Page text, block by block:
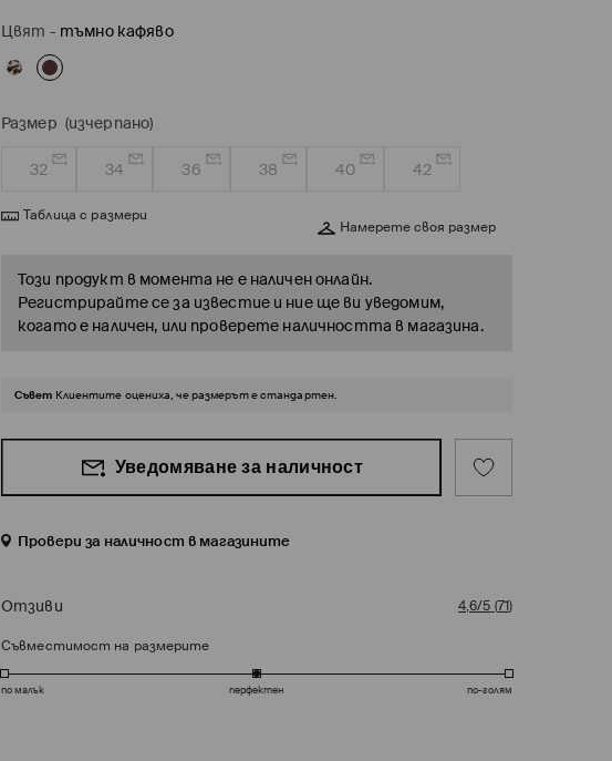
Цвят - тъмно кафяво
Размер (изчерпано)
32 34 36 38 40 42
Таблица с размери
Намерете своя размер
Този продукт в момента не е наличен онлайн.
Регистрирайте се за известие и ние ще ви уведомим,
когато е наличен, или проверете наличността в магазина.
Съвет Клиентите оцениха, че размерът е стандартен.
Уведомяване за наличност
Провери за наличност в магазините
Отзиви 4,6/5 (71)
Съвместимост на размерите
по малък перфектен по-голям